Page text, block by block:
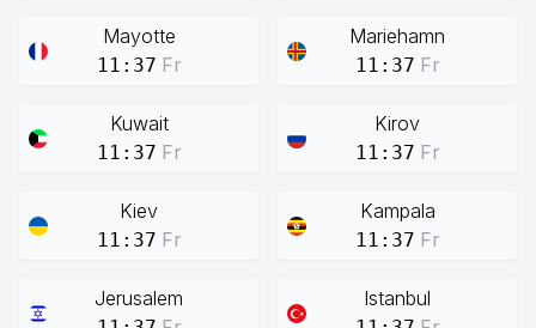
Mayotte
11:37 Fr
Mariehamn
11:37 Fr
Kuwait
11:37 Fr
Kirov
11:37 Fr
Kiev
11:37 Fr
Kampala
11:37 Fr
Jerusalem Istanbul